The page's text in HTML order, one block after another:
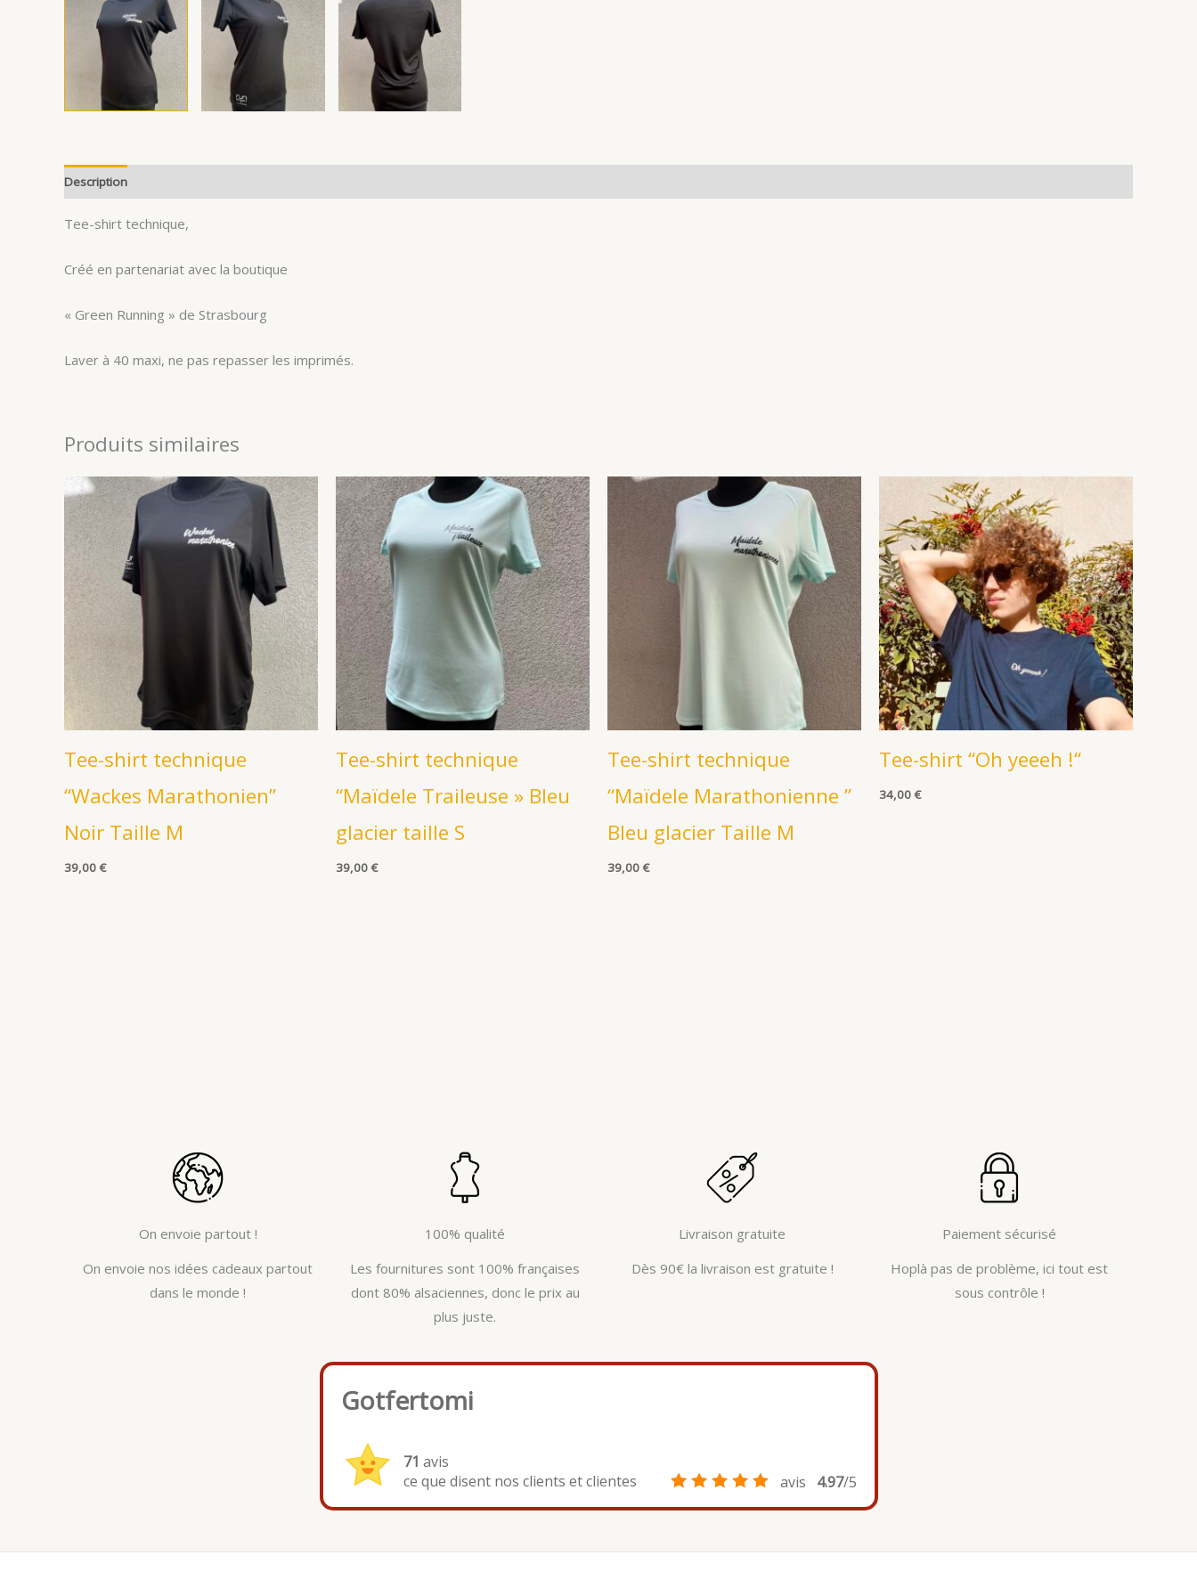
Description
Tee-shirt technique,
Créé en partenariat avec la boutique
« Green Running » de Strasbourg
Laver à 40 maxi, ne pas repasser les imprimés.
Produits similaires
Tee-shirt technique
“Wackes Marathonien”
Noir Taille M
39,00 €
Tee-shirt technique
“Maïdele Traileuse » Bleu
glacier taille S
39,00 €
Tee-shirt technique
“Maïdele Marathonienne ”
Bleu glacier Taille M
39,00 €
Tee-shirt “Oh yeeeh !“
34,00 €
On envoie partout !
On envoie nos idées cadeaux partout
dans le monde !
100% qualité
Les fournitures sont 100% françaises
dont 80% alsaciennes, donc le prix au
plus juste.
Livraison gratuite
Dès 90€ la livraison est gratuite !
Paiement sécurisé
Hoplà pas de problème, ici tout est
sous contrôle !
Gotfertomi
71 avis
ce que disent nos clients et clientes
avis 4.97/5